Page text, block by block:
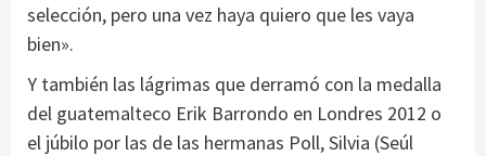
selección, pero una vez haya quiero que les vaya
bien».
Y también las lágrimas que derramó con la medalla
del guatemalteco Erik Barrondo en Londres 2012 o
el júbilo por las de las hermanas Poll, Silvia (Seúl